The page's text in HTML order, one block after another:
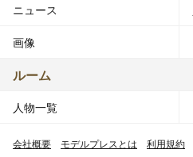
ニュース
画像
ルーム
人物一覧
会社概要 モデルプレスとは 利用規約